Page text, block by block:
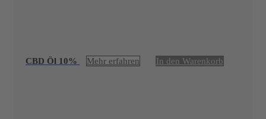
CBD Öl 10% Mehr erfahren In den Warenkorb